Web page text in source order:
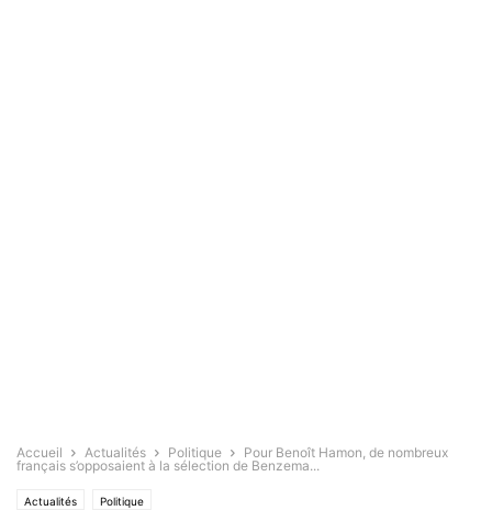
Accueil Actualités Politique
Pour Benoît Hamon, de nombreux
français s’opposaient à la sélection de Benzema...
Actualités Politique